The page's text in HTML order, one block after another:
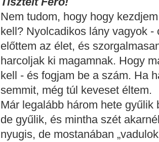
Nem tudom, hogy hogy
kell? Nyolcadikos lány vagyok
előttem az élet, és
harcoljak ki magamnak. Hogy
kell - és fogjam be a szám. Ha
semmit, még túl keveset éltem.
Már legalább három hete
de gyűlik, és mintha szét
nyugis, de mostanában